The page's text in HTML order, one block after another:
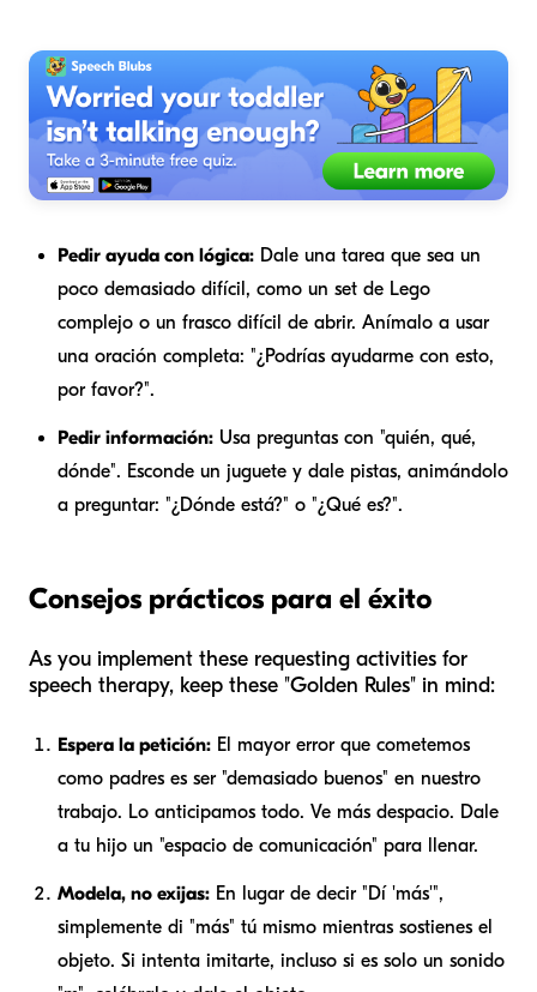
Pedir ayuda con lógica: Dale una tarea que sea un
poco demasiado difícil, como un set de Lego
complejo o un frasco difícil de abrir. Anímalo a usar
una oración completa: "¿Podrías ayudarme con esto,
por favor?".
Pedir información: Usa preguntas con "quién, qué,
dónde". Esconde un juguete y dale pistas, animándolo
a preguntar: "¿Dónde está?" o "¿Qué es?".
Consejos prácticos para el éxito
As you implement these requesting activities for
speech therapy, keep these "Golden Rules" in mind:
Espera la petición: El mayor error que cometemos
como padres es ser "demasiado buenos" en nuestro
trabajo. Lo anticipamos todo. Ve más despacio. Dale
a tu hijo un "espacio de comunicación" para llenar.
Modela, no exijas: En lugar de decir "Dí 'más'",
simplemente di "más" tú mismo mientras sostienes el
objeto. Si intenta imitarte, incluso si es solo un sonido